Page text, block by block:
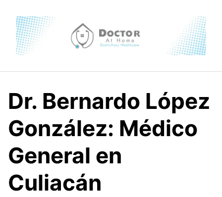
content
Dr. Bernardo López
González: Médico
General en
Culiacán